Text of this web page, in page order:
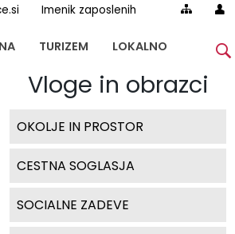
Imenik zaposlenih
TURIZEM LOKALNO
Vloge in obrazci
OKOLJE IN PROSTOR
CESTNA SOGLASJA
SOCIALNE ZADEVE